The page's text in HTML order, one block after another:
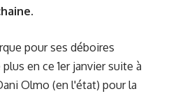
pour ses déboires
en ce 1er janvier suite à
Olmo (en l'état) pour la